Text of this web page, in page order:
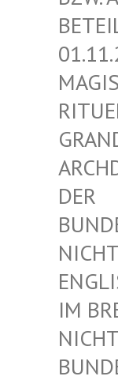
ER B
ICHT
M
ICHT